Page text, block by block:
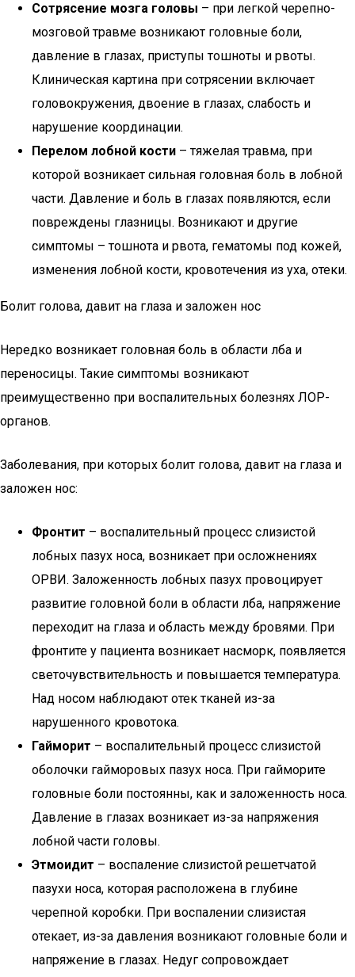
Сотрясение мозга головы – при легкой черепно-
мозговой травме возникают головные боли,
давление в глазах, приступы тошноты и рвоты.
Клиническая картина при сотрясении включает
головокружения, двоение в глазах, слабость и
нарушение координации.
Перелом лобной кости – тяжелая травма, при
которой возникает сильная головная боль в лобной
части. Давление и боль в глазах появляются, если
повреждены глазницы. Возникают и другие
симптомы – тошнота и рвота, гематомы под кожей,
изменения лобной кости, кровотечения из уха, отеки.
Болит голова, давит на глаза и заложен нос
Нередко возникает головная боль в области лба и
переносицы. Такие симптомы возникают
преимущественно при воспалительных болезнях ЛОР-
органов.
Заболевания, при которых болит голова, давит на глаза и
заложен нос:
Фронтит – воспалительный процесс слизистой
лобных пазух носа, возникает при осложнениях
ОРВИ. Заложенность лобных пазух провоцирует
развитие головной боли в области лба, напряжение
переходит на глаза и область между бровями. При
фронтите у пациента возникает насморк, появляется
светочувствительность и повышается температура.
Над носом наблюдают отек тканей из-за
нарушенного кровотока.
Гайморит – воспалительный процесс слизистой
оболочки гайморовых пазух носа. При гайморите
головные боли постоянны, как и заложенность носа.
Давление в глазах возникает из-за напряжения
лобной части головы.
Этмоидит – воспаление слизистой решетчатой
пазухи носа, которая расположена в глубине
черепной коробки. При воспалении слизистая
отекает, из-за давления возникают головные боли и
напряжение в глазах. Недуг сопровождает